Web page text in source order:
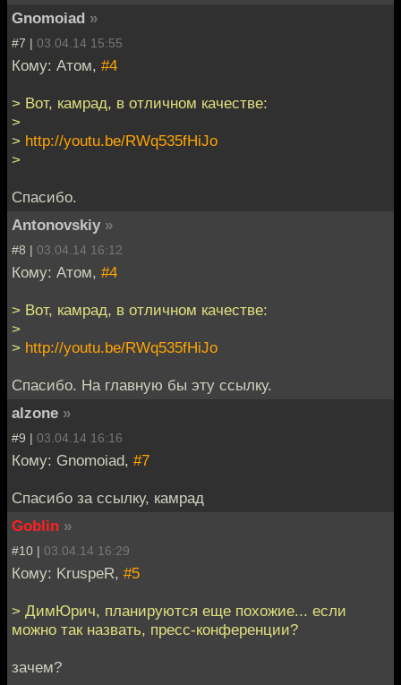
Gnomoiad »
#7 | 03.04.14 15:55
Кому: Атом, #4
> Вот, камрад, в отличном качестве:
>
> http://youtu.be/RWq535fHiJo
>
Спасибо.
Antonovskiy »
#8 | 03.04.14 16:12
Кому: Атом, #4
> Вот, камрад, в отличном качестве:
>
> http://youtu.be/RWq535fHiJo
Спасибо. На главную бы эту ссылку.
alzone »
#9 | 03.04.14 16:16
Кому: Gnomoiad, #7
Спасибо за ссылку, камрад
Goblin »
#10 | 03.04.14 16:29
Кому: KruspeR, #5
> ДимЮрич, планируются еще похожие... если
можно так назвать, пресс-конференции?
зачем?